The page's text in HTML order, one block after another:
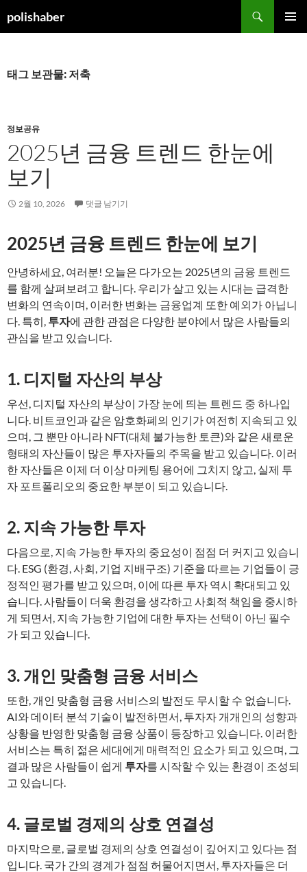
텐
건
기
polishaber
색
태그 보관물: 저축
정보공유
2025년 금융 트렌드 한눈에
보기
2월 10, 2026 댓글 남기기
2025년 금융 트렌드 한눈에 보기
안녕하세요, 여러분! 오늘은 다가오는 2025년의 금융 트렌드
를 함께 살펴보려고 합니다. 우리가 살고 있는 시대는 급격한
변화의 연속이며, 이러한 변화는 금융업계 또한 예외가 아닙니
다. 특히, 투자에 관한 관점은 다양한 분야에서 많은 사람들의
관심을 받고 있습니다.
1. 디지털 자산의 부상
우선, 디지털 자산의 부상이 가장 눈에 띄는 트렌드 중 하나입
니다. 비트코인과 같은 암호화폐의 인기가 여전히 지속되고 있
으며, 그 뿐만 아니라 NFT(대체 불가능한 토큰)와 같은 새로운
형태의 자산들이 많은 투자자들의 주목을 받고 있습니다. 이러
한 자산들은 이제 더 이상 마케팅 용어에 그치지 않고, 실제 투
자 포트폴리오의 중요한 부분이 되고 있습니다.
2. 지속 가능한 투자
다음으로, 지속 가능한 투자의 중요성이 점점 더 커지고 있습니
다. ESG (환경, 사회, 기업 지배구조) 기준을 따르는 기업들이 긍
정적인 평가를 받고 있으며, 이에 따른 투자 역시 확대되고 있
습니다. 사람들이 더욱 환경을 생각하고 사회적 책임을 중시하
게 되면서, 지속 가능한 기업에 대한 투자는 선택이 아닌 필수
가 되고 있습니다.
3. 개인 맞춤형 금융 서비스
또한, 개인 맞춤형 금융 서비스의 발전도 무시할 수 없습니다.
AI와 데이터 분석 기술이 발전하면서, 투자자 개개인의 성향과
상황을 반영한 맞춤형 금융 상품이 등장하고 있습니다. 이러한
서비스는 특히 젊은 세대에게 매력적인 요소가 되고 있으며, 그
결과 많은 사람들이 쉽게 투자를 시작할 수 있는 환경이 조성되
고 있습니다.
4. 글로벌 경제의 상호 연결성
마지막으로, 글로벌 경제의 상호 연결성이 깊어지고 있다는 점
입니다. 국가 간의 경계가 점점 허물어지면서, 투자자들은 더